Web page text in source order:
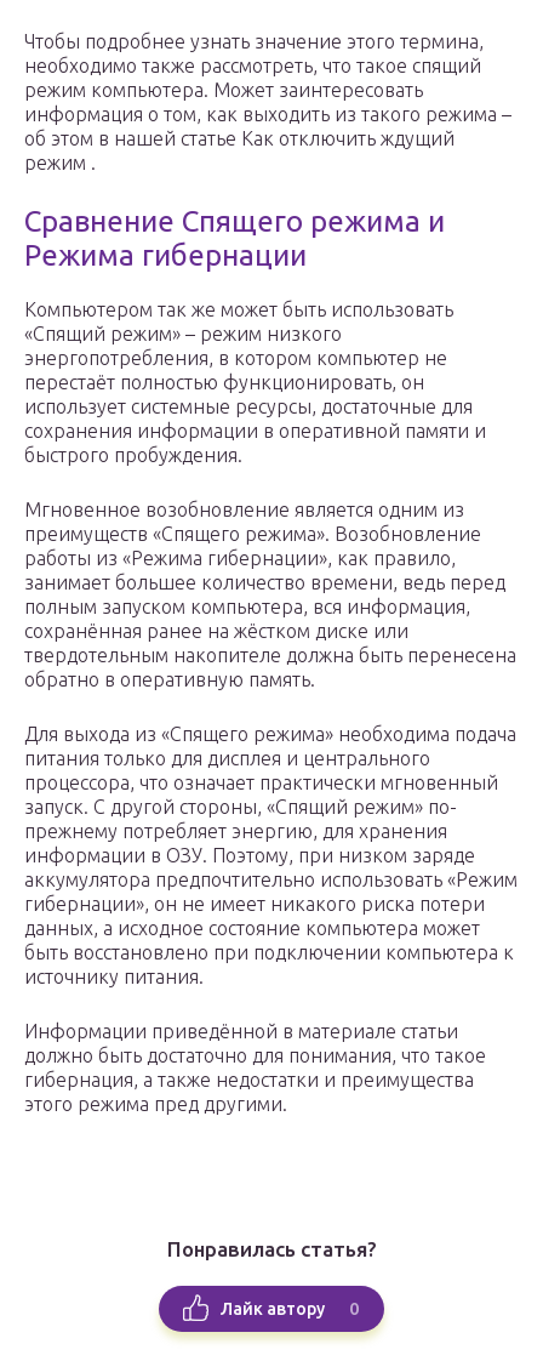
Чтобы подробнее узнать значение этого термина,
необходимо также рассмотреть, что такое спящий
режим компьютера. Может заинтересовать
информация о том, как выходить из такого режима –
об этом в нашей статье Как отключить ждущий
режим .
Сравнение Спящего режима и
Режима гибернации
Компьютером так же может быть использовать
«Спящий режим» – режим низкого
энергопотребления, в котором компьютер не
перестаёт полностью функционировать, он
использует системные ресурсы, достаточные для
сохранения информации в оперативной памяти и
быстрого пробуждения.
Мгновенное возобновление является одним из
преимуществ «Спящего режима». Возобновление
работы из «Режима гибернации», как правило,
занимает большее количество времени, ведь перед
полным запуском компьютера, вся информация,
сохранённая ранее на жёстком диске или
твердотельным накопителе должна быть перенесена
обратно в оперативную память.
Для выхода из «Спящего режима» необходима подача
питания только для дисплея и центрального
процессора, что означает практически мгновенный
запуск. С другой стороны, «Спящий режим» по-
прежнему потребляет энергию, для хранения
информации в ОЗУ. Поэтому, при низком заряде
аккумулятора предпочтительно использовать «Режим
гибернации», он не имеет никакого риска потери
данных, а исходное состояние компьютера может
быть восстановлено при подключении компьютера к
источнику питания.
Информации приведённой в материале статьи
должно быть достаточно для понимания, что такое
гибернация, а также недостатки и преимущества
этого режима пред другими.
Понравилась статья?
Лайк автору 0